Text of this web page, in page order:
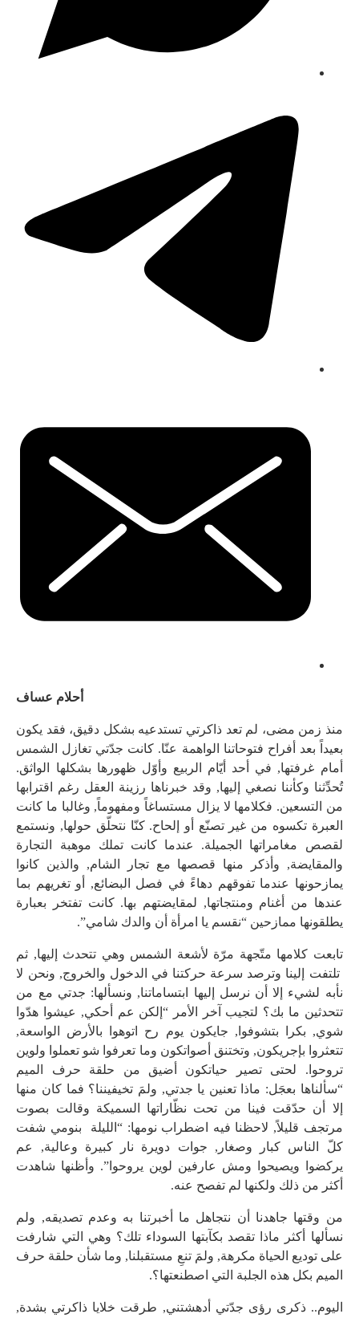
أحلام عساف
منذ زمن مضى، لم تعد ذاكرتي تستدعيه بشكل دقيق، فقد يكون
بعيداً بعد أفراح فتوحاتنا الواهمة عنّا. كانت جدّتي تغازل الشمس
أمام غرفتها, في أحد أيّام الربيع وأوّل ظهورها بشكلها الواثق.
تُحدِّثنا وكأننا نصغي إليها, وقد خبرناها رزينة العقل رغم اقترابها
من التسعين. فكلامها لا يزال مستساغاً ومفهوماً, وغالبا ما كانت
العبرة تكسوه من غير تصنّع أو إلحاح. كنّا نتحلّق حولها, ونستمع
لقصص مغامراتها الجميلة. عندما كانت تملك موهبة التجارة
والمقايضة, وأذكر منها قصصها مع تجار الشام, والذين كانوا
يمازحونها عندما تفوقهم دهاءً في فصل البضائع, أو تغريهم بما
عندها من أغنام ومنتجاتها, لمقايضتهم بها. كانت تفتخر بعبارة
يطلقونها ممازحين “نقسم يا امرأة أن والدك شامي”.
تابعت كلامها متّجهة مرّة لأشعة الشمس وهي تتحدث إليها, ثم
تلتفت إلينا وترصد سرعة حركتنا في الدخول والخروج, ونحن لا
نأبه لشيء إلا أن نرسل إليها ابتساماتنا, ونسألها: جدتي مع من
تتحدثين ما بك؟ لتجيب آخر الأمر “إلكن عم أحكي, عيشوا هدّوا
شوي, بكرا بتشوفوا, جايكون يوم رح اتوهوا بالأرض الواسعة,
تتعثروا بإجريكون, وتختنق أصواتكون وما تعرفوا شو تعملوا ولوين
تروحوا. لحتى تصير حياتكون أضيق من حلقة حرف الميم
“سألناها بعجَل: ماذا تعنين يا جدتي, ولمَ تخيفيننا؟ فما كان منها
إلا أن حدّقت فينا من تحت نظّاراتها السميكة وقالت بصوت
مرتجف قليلاً, لاحظنا فيه اضطراب نومها: “الليلة بنومي شفت
كلّ الناس كبار وصغار, جوات دويرة نار كبيرة وعالية, عم
يركضوا ويصيحوا ومش عارفين لوين يروحوا”. وأظنها شاهدت
أكثر من ذلك ولكنها لم تفصح عنه.
من وقتها جاهدنا أن نتجاهل ما أخبرتنا به وعدم تصديقه, ولم
نسألها أكثر ماذا تقصد بكآبتها السوداء تلك؟ وهي التي شارفت
على توديع الحياة مكرهة, ولمَ تنعِ مستقبلنا, وما شأن حلقة حرف
الميم بكل هذه الجلبة التي اصطنعتها؟.
اليوم.. ذكرى رؤى جدّتي أدهشتني, طرقت خلايا ذاكرتي بشدة,